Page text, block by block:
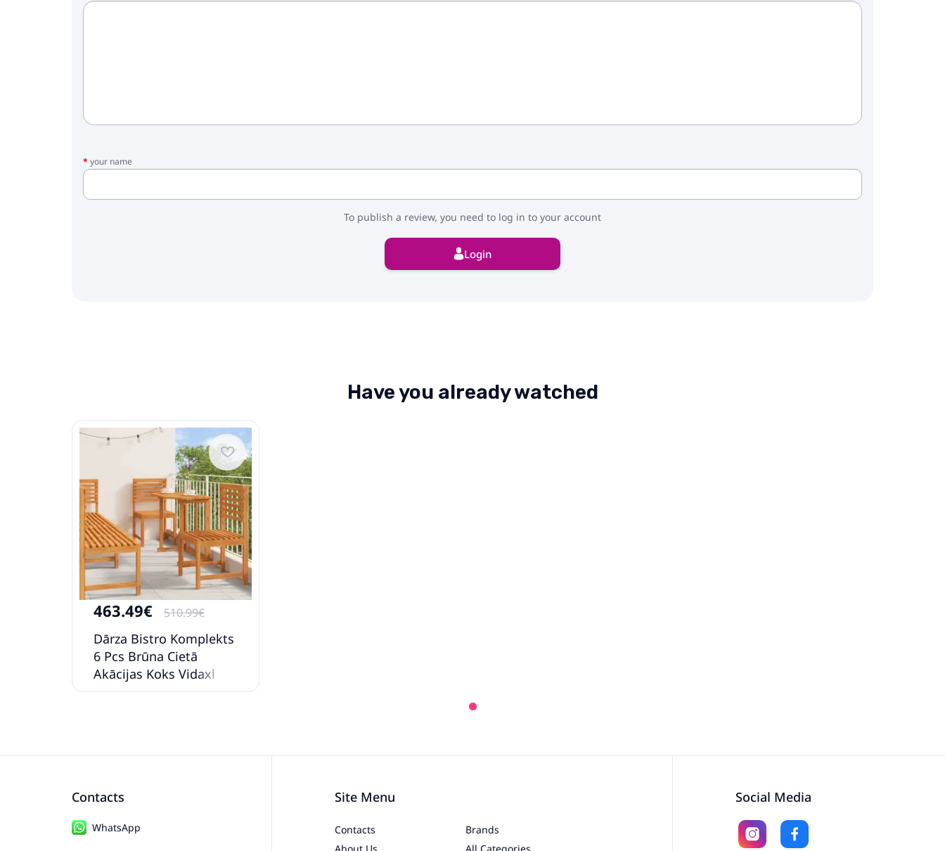
your name
To publish a review, you need to log in to your account
Login
Have you already watched
463.49€ 510.99€
Dārza Bistro Komplekts
6 Pcs Brūna Cietā
Akācijas Koks Vidaxl
Contacts
WhatsApp
Site Menu
Contacts
About Us
Brands
All Categories
Social Media